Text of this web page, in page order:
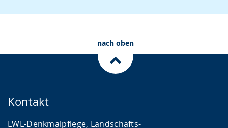
nach oben
Kontakt
LWL-Denkmalpflege, Landschafts-